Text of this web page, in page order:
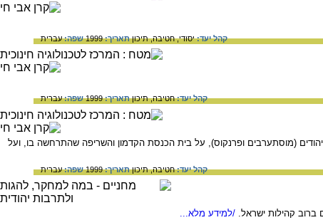
קהל יעד:יסודי,חטיבה,תיכוןתאריך:1999 שפה:עברית
קהל יעד:חטיבה,תיכוןתאריך:1999 שפה:עברית
(ארם צובה) שבסוריה - עדויות על הנעשה בה במאות ה-12 וה-19, על תושביה היהודים (מוסתערבים ופרנקוס), על בית הכנסת הקדמון והשריפה שהתרחשה בו, ועל
קהל יעד:חטיבה,תיכוןתאריך:1999 שפה:עברית
קהילות ישראל. /למידע מלא...